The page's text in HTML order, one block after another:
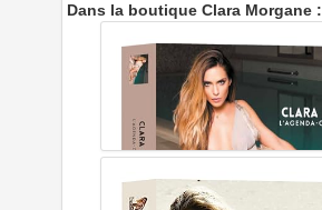
Dans la boutique Clara Morgane :